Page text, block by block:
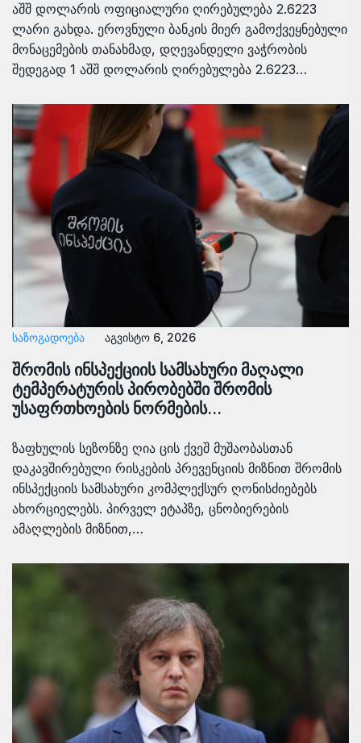
აშშ დოლარის ოფიციალური ღირებულება 2.6223
ლარი გახდა. ეროვნული ბანკის მიერ გამოქვეყნებული
მონაცემების თანახმად, დღევანდელი ვაჭრობის
შედეგად 1 აშშ დოლარის ღირებულება 2.6223…
ᲡᲐᲖᲝᲒᲐᲓᲝᲔᲑᲐ აგვისტო 6, 2026
შრომის ინსპექციის სამსახური მაღალი
ტემპერატურის პირობებში შრომის
უსაფრთხოების ნორმების…
ზაფხულის სეზონზე ღია ცის ქვეშ მუშაობასთან
დაკავშირებული რისკების პრევენციის მიზნით შრომის
ინსპექციის სამსახური კომპლექსურ ღონისძიებებს
ახორციელებს. პირველ ეტაპზე, ცნობიერების
ამაღლების მიზნით,…